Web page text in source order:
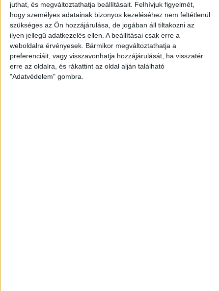
juthat, és megváltoztathatja beállításait. Felhívjuk figyelmét,
hogy személyes adatainak bizonyos kezeléséhez nem feltétlenül
szükséges az Ön hozzájárulása, de jogában áll tiltakozni az
ilyen jellegű adatkezelés ellen. A beállításai csak erre a
weboldalra érvényesek. Bármikor megváltoztathatja a
preferenciáit, vagy visszavonhatja hozzájárulását, ha visszatér
erre az oldalra, és rákattint az oldal alján található
"Adatvédelem" gombra.
érezni lehetett, hogy mit szeretnénk elérni. Emlékezetes
pillanat volt, amikor Dombi Tibi üzent, hogy bedobott a
mélyvízbe, mire úgy reagáltam, hogy köszi, szerencsére
tudok úszni –zárta szavait Batik mosolyogva.